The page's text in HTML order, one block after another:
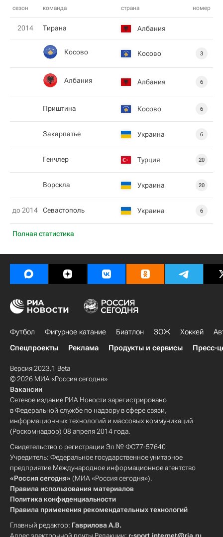
сезон команда страна номер
Полная статистика
2014 Тирана Албания
Косово Косово 3
Албания Албания 6
Приштина Косово 6
Закарпатье Украина 6
Генчлер Турция 20
Ворскла Украина 20
до 2014 Севастополь Украина 6
Футбол Фигурное катание Биатлон ЗОЖ Хоккей
Спецпроекты
Реклама Продукты и сервисы Пресс-
Версия 2023.1 Beta
© 2026 МИА «Россия сегодня»
Вакансии
Сетевое издание РИА Новости зарегистрировано
в Федеральной службе по надзору в сфере связи,
информационных технологий и массовых коммуникаций
(Роскомнадзор) 08 апреля 2014 года.
Свидетельство о регистрации Эл № ФС77-57640
Учредитель: Федеральное государственное унитарное
предприятие Международное информационное агентство
«Россия сегодня» (МИА «Россия сегодня»).
Правила использования материалов
Политика конфиденциальности
Правила применения рекомендательных технологий
Главный редактор: Гаврилова А.В.